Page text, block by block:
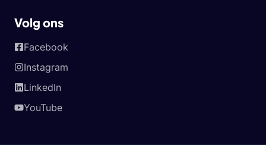
Volg ons
Facebook
Instagram
LinkedIn
YouTube